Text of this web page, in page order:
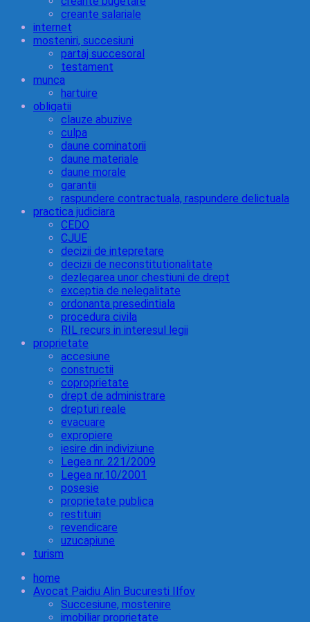
creante salariale
internet
mosteniri, succesiuni
partaj succesoral
testament
munca
hartuire
obligatii
clauze abuzive
culpa
daune cominatorii
daune materiale
daune morale
garantii
raspundere contractuala, raspundere delictuala
practica judiciara
CEDO
CJUE
decizii de intepretare
decizii de neconstitutionalitate
dezlegarea unor chestiuni de drept
exceptia de nelegalitate
ordonanta presedintiala
procedura civila
RIL recurs in interesul legii
proprietate
accesiune
constructii
coproprietate
drept de administrare
drepturi reale
evacuare
expropiere
iesire din indiviziune
Legea nr. 221/2009
Legea nr.10/2001
posesie
proprietate publica
restituiri
revendicare
uzucapiune
turism
home
Avocat Paidiu Alin Bucuresti Ilfov
Succesiune, mostenire
imobiliar proprietate